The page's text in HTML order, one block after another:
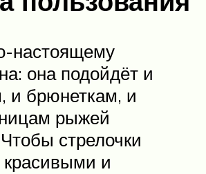
настоящему
она подойдёт и
и брюнеткам, и
рыжей
стрелочки
и